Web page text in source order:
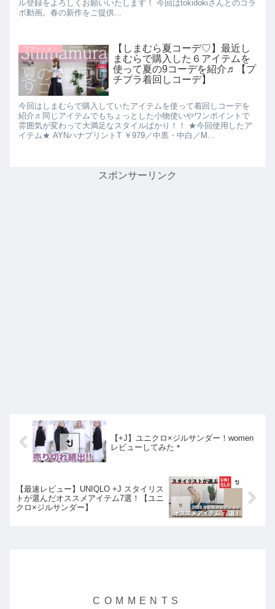
ル登録をよろしくお願いいたします！ 今回はtokidokiさんとのコラ
ボ動画。春の新作をご提供...
ファッション
【しまむら夏コーデ♡】最近し
まむらで購入した６アイテムを
使って夏の9コーデを紹介♬【プ
チプラ着回しコーデ】
今回はしまむらで購入していたアイテムを使って着回しコーデを
紹介♬同じアイテムでもちょっとした小物使いやワンポイントで
雰囲気が変わって大満足なスタイルばかり！！ ★今回使用したア
イテム★ AYNハナプリントT ￥979／中黒・中白／M...
スポンサーリンク
【+J】ユニクロ×ジルサンダー！women
レビューしてみた＊
【最速レビュー】UNIQLO +J スタイリス
トが選んだオススメアイテム7選！【ユニ
クロ×ジルサンダー】